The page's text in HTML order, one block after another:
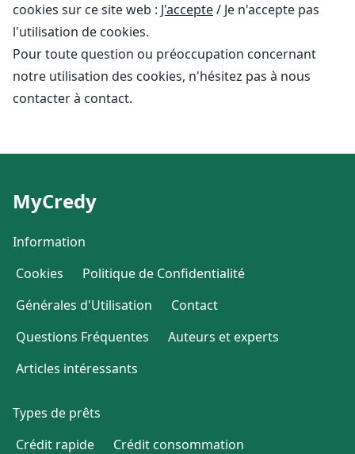
cookies sur ce site web : J'accepte/ Je n'accepte pas
l'utilisation de cookies.
Pour toute question ou préoccupation concernant
notre utilisation des cookies, n'hésitez pas à nous
contacter à contact.
MyCredy
Information
Cookies
Politique de Confidentialité
Générales d'Utilisation
Contact
Questions Fréquentes
Auteurs et experts
Articles intéressants
Types de prêts
Crédit rapide
Crédit consommation